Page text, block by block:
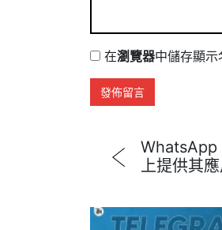
在瀏覽器中儲存顯
WhatsApp
上提供其